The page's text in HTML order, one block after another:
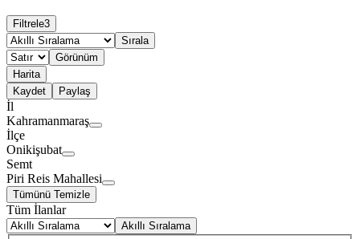
Filtrele3
Sırala
Görünüm
Harita
Kaydet
Paylaş
İl
Kahramanmaraş
İlçe
Onikişubat
Semt
Piri Reis Mahallesi
Tümünü Temizle
Tüm İlanlar
Akıllı Sıralama